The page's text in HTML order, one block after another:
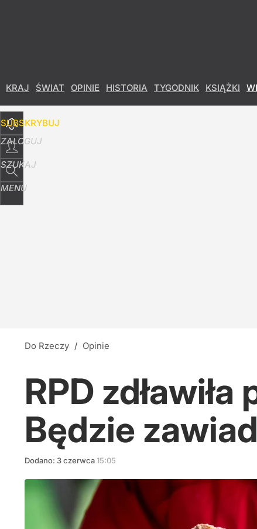
KRAJ ŚWIAT OPINIE HISTORIA TYGODNIK KSIĄŻKI
SUBSKRYBUJ
ZALOGUJ
SZUKAJ
MENU
Do Rzeczy / Opinie
RPD
Będzie
Dodano: 3czerwca15:05